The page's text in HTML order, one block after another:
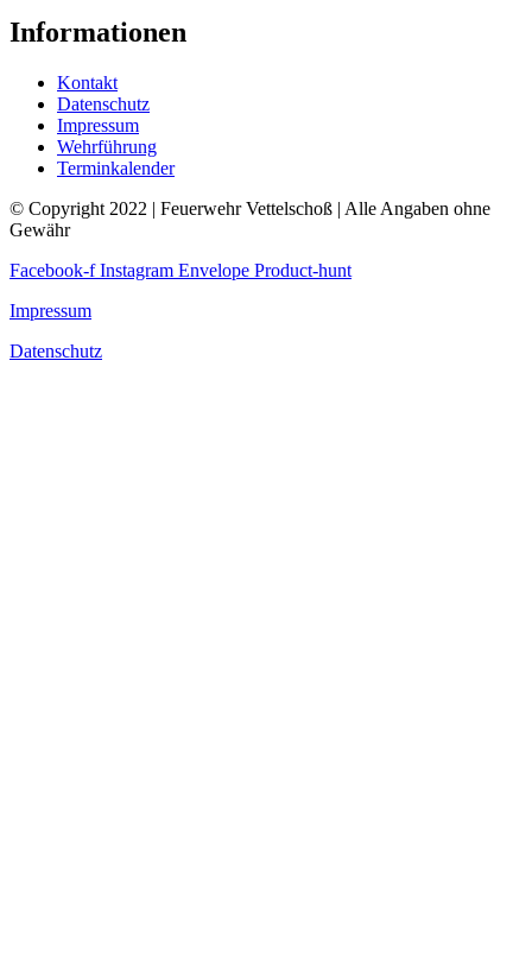
Informationen
Kontakt
Datenschutz
Impressum
Wehrführung
Terminkalender
© Copyright 2022 | Feuerwehr Vettelschoß | Alle Angaben ohne
Gewähr
Facebook-f Instagram Envelope Product-hunt
Impressum
Datenschutz